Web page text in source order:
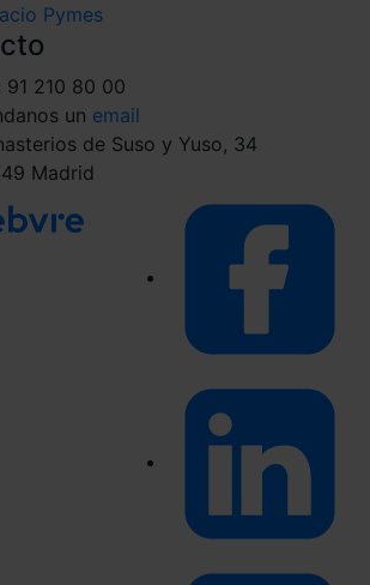
Pymes
91 210 80 00
un email
de Suso y Yuso, 34
Madrid